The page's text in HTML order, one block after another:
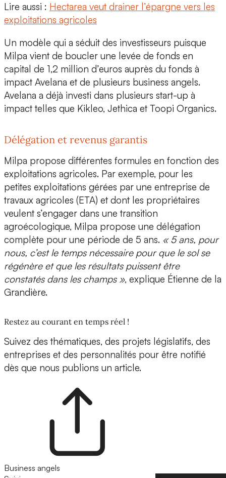
Lire aussi : Hectarea veut drainer l’épargne vers les
exploitations agricoles
Un modèle qui a séduit des investisseurs puisque
Milpa vient de boucler une levée de fonds en
capital de 1,2 million d’euros auprès du fonds à
impact Avelana et de plusieurs business angels.
Avelana a déjà investi dans plusieurs start-up à
impact telles que Kikleo, Jethica et Toopi Organics.
Délégation et revenus garantis
Milpa propose différentes formules en fonction des
exploitations agricoles. Par exemple, pour les
petites exploitations gérées par une entreprise de
travaux agricoles (ETA) et dont les propriétaires
veulent s’engager dans une transition
agroécologique, Milpa propose une délégation
complète pour une période de 5 ans. « 5 ans, pour
nous, c’est le temps nécessaire pour que le sol se
régénère et que les résultats puissent être
constatés dans les champs », explique Étienne de la
Grandière.
Restez au courant en temps réel !
Suivez des thématiques, des projets législatifs, des
entreprises et des personnalités pour être notifié
dès que nous publions un article.
Business angels